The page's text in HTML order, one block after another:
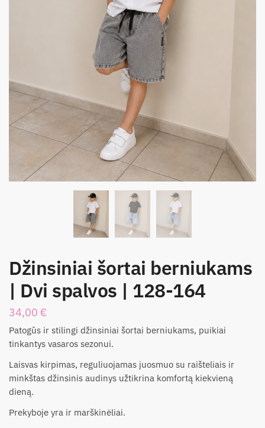
Džinsiniai šortai berniukams
| Dvi spalvos | 128-164
34,00 €
Patogūs ir stilingi džinsiniai šortai berniukams, puikiai
tinkantys vasaros sezonui.
Laisvas kirpimas, reguliuojamas juosmuo su raišteliais ir
minkštas džinsinis audinys užtikrina komfortą kiekvieną
dieną.
Prekyboje yra ir marškinėliai.